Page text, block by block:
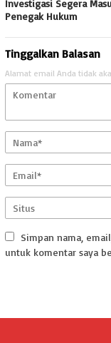
Investigasi Segera
Penegak Hukum
Tinggalkan Balasan
Alamat email Anda tidak
Simpan nama,
untuk komentar saya